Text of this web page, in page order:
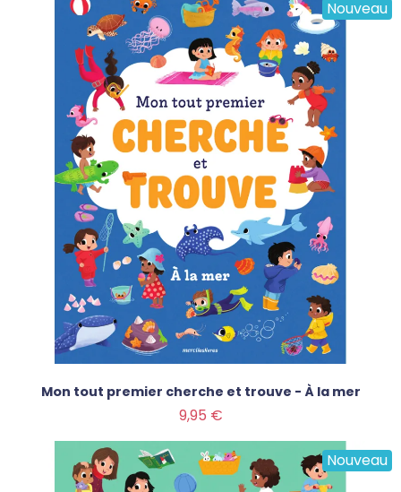
Nouveau
Mon tout premier cherche et trouve - À la mer
9,95 €
Nouveau